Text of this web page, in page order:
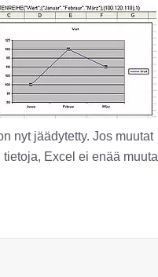
nyt jäädytetty. Jos muutat
tietoja, Excel ei enää muuta